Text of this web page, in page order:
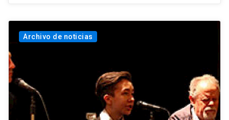
Archivo de noticias